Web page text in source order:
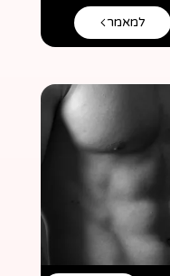
למאמר